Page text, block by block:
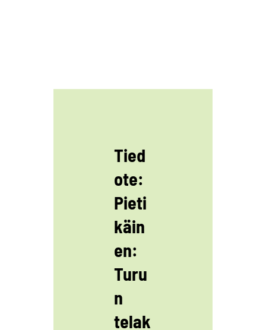
Tied
ote:
Pieti
käin
en:
Turu
n
telak